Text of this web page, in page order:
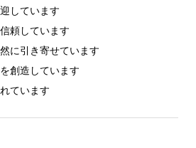
しています
頼しています
に引き寄せています
創造しています
ています